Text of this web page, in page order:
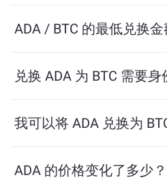
ChangeNOW 提供具有竞争力
ADA / BTC 的最低兑换金
保顺利交易所需的最低金额。
兑换 ADA 为 BTC 需要身
匿名。然而，如果您登录
我可以将 ADA 兑换为
反之亦然。此外，
ADA 的价格变化了多少？